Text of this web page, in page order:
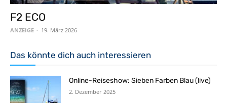
F2 ECO
ANZEIGE - 19. März 2026
Das könnte dich auch interessieren
Online-Reiseshow: Sieben Farben Blau (live)
2. Dezember 2025